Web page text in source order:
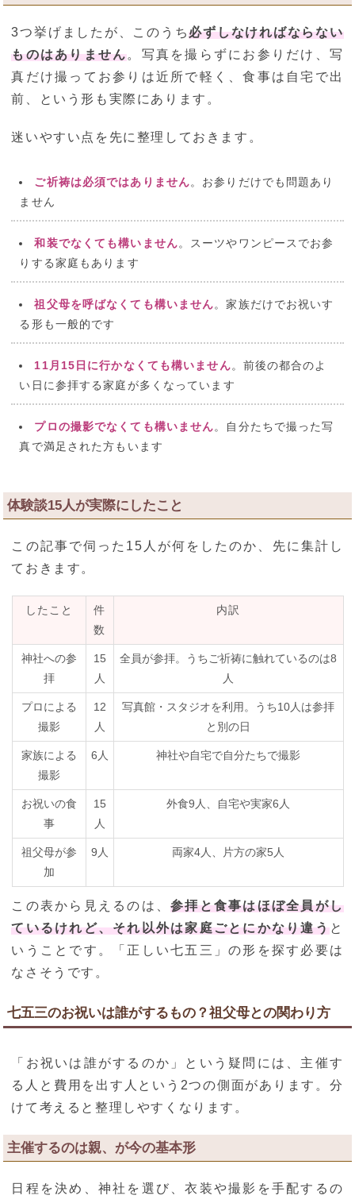
3つ挙げましたが、このうち必ずしなければならない
ものはありません。写真を撮らずにお参りだけ、写
真だけ撮ってお参りは近所で軽く、食事は自宅で出
前、という形も実際にあります。
迷いやすい点を先に整理しておきます。
ご祈祷は必須ではありません。お参りだけでも問題あり
ません
和装でなくても構いません。スーツやワンピースでお参
りする家庭もあります
祖父母を呼ばなくても構いません。家族だけでお祝いす
る形も一般的です
11月15日に行かなくても構いません。前後の都合のよ
い日に参拝する家庭が多くなっています
プロの撮影でなくても構いません。自分たちで撮った写
真で満足された方もいます
体験談15人が実際にしたこと
この記事で伺った15人が何をしたのか、先に集計し
ておきます。
したこと
件
数
内訳
神社への参
拝
15
人
全員が参拝。うちご祈祷に触れているのは8
人
プロによる
撮影
12
人
写真館・スタジオを利用。うち10人は参拝
と別の日
家族による
撮影
6人 神社や自宅で自分たちで撮影
お祝いの食
事
15
人
外食9人、自宅や実家6人
祖父母が参
加
9人 両家4人、片方の家5人
この表から見えるのは、参拝と食事はほぼ全員がし
ているけれど、それ以外は家庭ごとにかなり違うと
いうことです。「正しい七五三」の形を探す必要は
なさそうです。
七五三のお祝いは誰がするもの？祖父母との関わり方
「お祝いは誰がするのか」という疑問には、主催す
る人と費用を出す人という2つの側面があります。分
けて考えると整理しやすくなります。
主催するのは親、が今の基本形
日程を決め、神社を選び、衣装や撮影を手配するの